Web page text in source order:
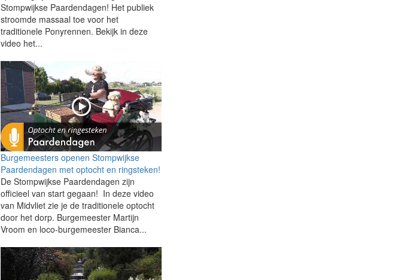
Stompwijkse Paardendagen! Het publiek
stroomde massaal toe voor het
traditionele Ponyrennen. Bekijk in deze
video het...
Burgemeesters openen Stompwijkse
Paardendagen met optocht en ringsteken!
De Stompwijkse Paardendagen zijn
officieel van start gegaan! In deze video
van Midvliet zie je de traditionele optocht
door het dorp. Burgemeester Martijn
Vroom en loco-burgemeester Bianca...